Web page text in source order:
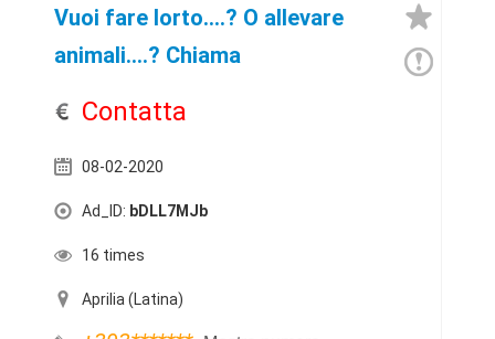
Vuoi fare lorto....? O allevare
animali....? Chiama
Contatta
08-02-2020
Ad_ID: bDLL7MJb
16 times
Aprilia (Latina)